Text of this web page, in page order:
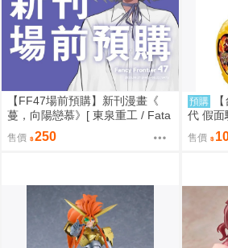
【FF47場前預購】新刊漫畫《
蔓，向陽戀慕》[ 東泉重工 / Fata
aa / 美鈴x手毬 / 秦谷美鈴 / 月村
手毬 / 學園偶像大師 / 全年齡 / 百
售價 250
預購
代 假面
重版
售價